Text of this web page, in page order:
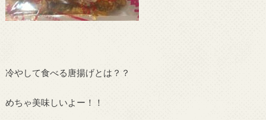
冷やして食べる唐揚げとは？？
めちゃ美味しいよー！！